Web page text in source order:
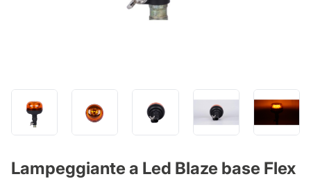
Lampeggiante a Led Blaze base Flex